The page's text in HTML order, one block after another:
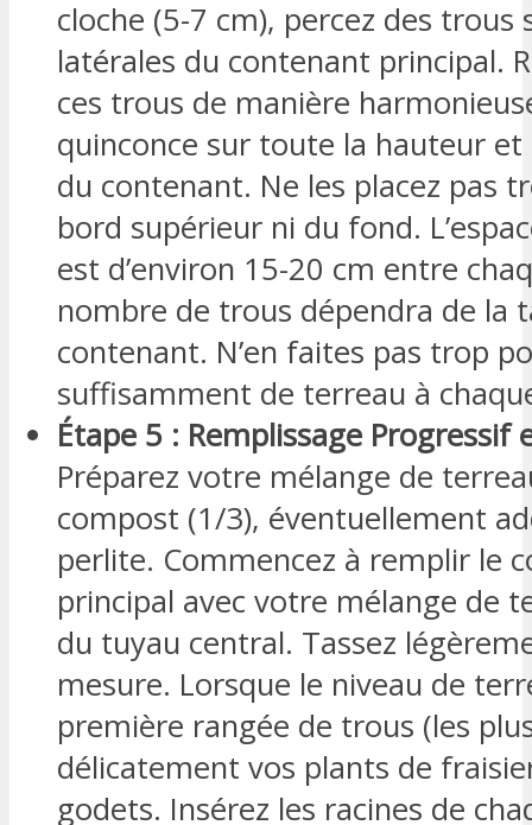
cloche (5-7 cm), percez des trous
latérales du contenant principal.
ces trous de manière
quinconce sur toute la hauteur
du contenant. Ne les placez pas
bord supérieur ni du fond.
est d’environ 15-20 cm entre
nombre de trous dépendra de la
contenant. N’en faites pas trop
suffisamment de terreau à
Étape 5 : Remplissage Progressif
Préparez votre mélange de
compost (1/3), éventuellement
perlite. Commencez à remplir le
principal avec votre mélange de
du tuyau central. Tassez
mesure. Lorsque le niveau de
première rangée de trous (les
délicatement vos plants de
godets. Insérez les racines de